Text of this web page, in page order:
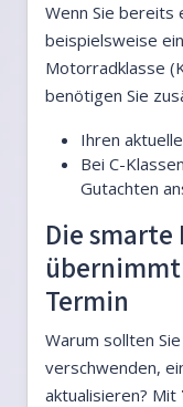
Wenn Sie bereits
beispielsweise
Motorradklasse
benötigen Sie
Ihren
Bei C-
Gutachten
Die smarte
Termin
Warum sollten
verschwenden,
aktualisieren? Mit